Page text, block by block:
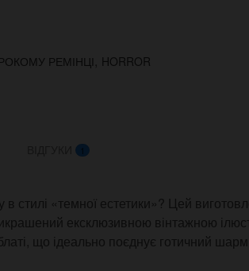
РЕМІНЦІ , HORROR
1
стилі «темної естетики»? Цей
ексклюзивною вінтажною
що ідеально поєднує готичний